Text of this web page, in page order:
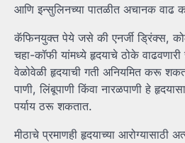
आणि इन्सुलिनच्या पातळीत अचानक वाढ
कॅफिनयुक्त पेये जसे की एनर्जी ड्रिंक्स,
चहा-कॉफी यांमध्ये हृदयाचे ठोके
वेळोवेळी हृदयाची गती अनियमित करू
पाणी, लिंबूपाणी किंवा नारळपाणी हे
पर्याय ठरू शकतात.
मीठाचे प्रमाणही हृदयाच्या आरोग्यासाठी